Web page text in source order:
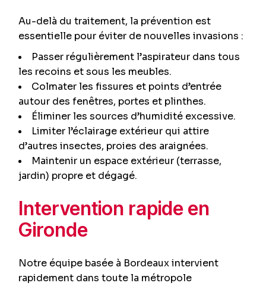
Au-delà du traitement, la prévention est
essentielle pour éviter de nouvelles invasions :
Passer régulièrement l’aspirateur dans tous
les recoins et sous les meubles.
Colmater les fissures et points d’entrée
autour des fenêtres, portes et plinthes.
Éliminer les sources d’humidité excessive.
Limiter l’éclairage extérieur qui attire
d’autres insectes, proies des araignées.
Maintenir un espace extérieur (terrasse,
jardin) propre et dégagé.
Intervention rapide en
Gironde
Notre équipe basée à Bordeaux intervient
rapidement dans toute la métropole